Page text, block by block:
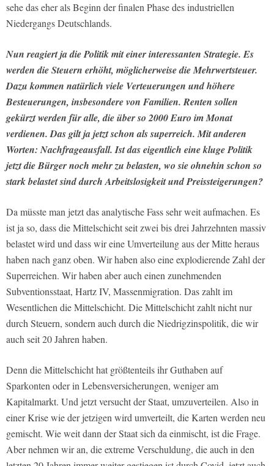
sehe das eher als Beginn der finalen Phase des industriellen
Niedergangs Deutschlands.
Nun reagiert ja die Politik mit einer interessanten Strategie. Es
werden die Steuern erhöht, möglicherweise die Mehrwertsteuer.
Dazu kommen natürlich viele Verteuerungen und höhere
Besteuerungen, insbesondere von Familien. Renten sollen
gekürzt werden für alle, die über so 2000 Euro im Monat
verdienen. Das gilt ja jetzt schon als superreich. Mit anderen
Worten: Nachfrageausfall. Ist das eigentlich eine kluge Politik
jetzt die Bürger noch mehr zu belasten, wo sie ohnehin schon so
stark belastet sind durch Arbeitslosigkeit und Preissteigerungen?
Da müsste man jetzt das analytische Fass sehr weit aufmachen. Es
ist ja so, dass die Mittelschicht seit zwei bis drei Jahrzehnten massiv
belastet wird und dass wir eine Umverteilung aus der Mitte heraus
haben nach ganz oben. Wir haben also eine explodierende Zahl der
Superreichen. Wir haben aber auch einen zunehmenden
Subventionsstaat, Hartz IV, Massenmigration. Das zahlt im
Wesentlichen die Mittelschicht. Die Mittelschicht zahlt nicht nur
durch Steuern, sondern auch durch die Niedrigzinspolitik, die wir
auch seit 20 Jahren haben.
Denn die Mittelschicht hat größtenteils ihr Guthaben auf
Sparkonten oder in Lebensversicherungen, weniger am
Kapitalmarkt. Und jetzt versucht der Staat, umzuverteilen. Also in
einer Krise wie der jetzigen wird umverteilt, die Karten werden neu
gemischt. Wie weit dann der Staat sich da einmischt, ist die Frage.
Aber nehmen wir an, die extreme Verschuldung, die auch in den